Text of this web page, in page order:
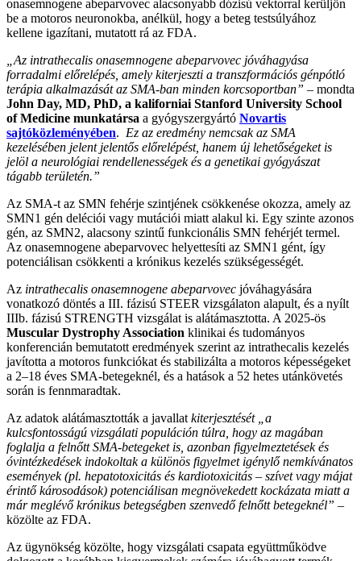
onasemnogene abeparvovec alacsonyabb dózisú vektorral kerüljön
be a motoros neuronokba, anélkül, hogy a beteg testsúlyához
kellene igazítani, mutatott rá az FDA.
„Az intrathecalis onasemnogene abeparvovec jóváhagyása
forradalmi előrelépés, amely kiterjeszti a transzformációs génpótló
terápia alkalmazását az SMA-ban minden korcsoportban” – mondta
John Day, MD, PhD, a kaliforniai Stanford University School
of Medicine munkatársa a gyógyszergyártó Novartis
sajtóközleményében. Ez az eredmény nemcsak az SMA
kezelésében jelent jelentős előrelépést, hanem új lehetőségeket is
jelöl a neurológiai rendellenességek és a genetikai gyógyászat
tágabb területén.”
Az SMA-t az SMN fehérje szintjének csökkenése okozza, amely az
SMN1 gén deléciói vagy mutációi miatt alakul ki. Egy szinte azonos
gén, az SMN2, alacsony szintű funkcionális SMN fehérjét termel.
Az onasemnogene abeparvovec helyettesíti az SMN1 gént, így
potenciálisan csökkenti a krónikus kezelés szükségességét.
Az intrathecalis onasemnogene abeparvovec jóváhagyására
vonatkozó döntés a III. fázisú STEER vizsgálaton alapult, és a nyílt
IIIb. fázisú STRENGTH vizsgálat is alátámasztotta. A 2025-ös
Muscular Dystrophy Association klinikai és tudományos
konferencián bemutatott eredmények szerint az intrathecalis kezelés
javította a motoros funkciókat és stabilizálta a motoros képességeket
a 2–18 éves SMA-betegeknél, és a hatások a 52 hetes utánkövetés
során is fennmaradtak.
Az adatok alátámasztották a javallat kiterjesztését „a
kulcsfontosságú vizsgálati populáción túlra, hogy az magában
foglalja a felnőtt SMA-betegeket is, azonban figyelmeztetések és
óvintézkedések indokoltak a különös figyelmet igénylő nemkívánatos
események (pl. hepatotoxicitás és kardiotoxicitás – szívet vagy májat
érintő károsodások) potenciálisan megnövekedett kockázata miatt a
már meglévő krónikus betegségben szenvedő felnőtt betegeknél” –
közölte az FDA.
Az ügynökség közölte, hogy vizsgálati csapata együttműködve